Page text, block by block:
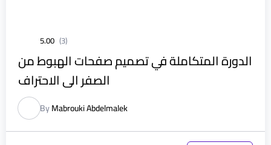
5.00 (3)
الدورة المتكاملة في تصميم صفحات الهبوط من
الصفر الى الاحتراف
ByMabrouki Abdelmalek